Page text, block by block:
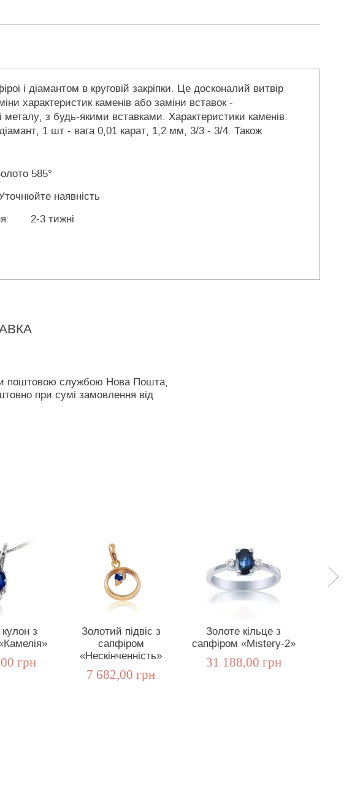
і діамантом в круговій закріпки. Це досконалий витвір
характеристик каменів або заміни вставок -
з будь-якими вставками. Характеристики каменів:
1 шт - вага 0,01 карат, 1,2 мм, 3/3 - 3/4. Також
585°
наявність
2-3 тижні
поштовою службою Нова Пошта,
при сумі замовлення від
з
грн
Золотий підвіс з
сапфіром
«Нескінченність»
7 682,00 грн
Золоте кільце з
сапфіром «Mistery-2»
31 188,00 грн